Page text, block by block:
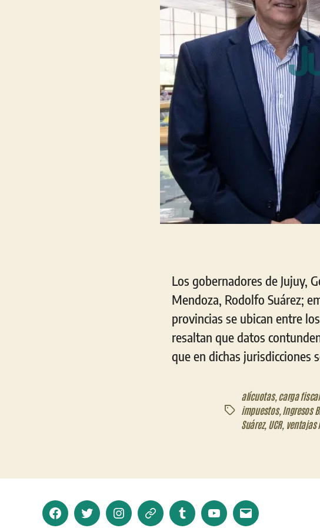
Los gobernadores de Jujuy,
Mendoza, Rodolfo Suárez;
provincias se ubican entre
resaltan que datos
que en dichas jurisdicciones
Etiquetas
alícuotas, carga fiscal
impuestos, Ingresos
Suárez, UCR, ventajas
FacebookTwitter InstagramTelegramTumblr YouTubeCorreo